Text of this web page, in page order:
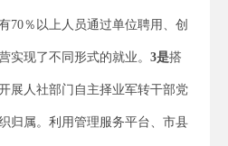
70％以上人员通过单位聘用、创
实现了不同形式的就业。 3是搭
展人社部门自主择业军转干部党
归属。利用管理服务平台、市县